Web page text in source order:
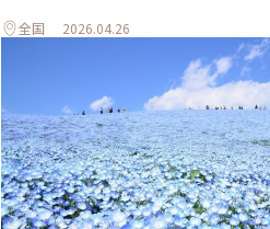
全国 2026.04.26